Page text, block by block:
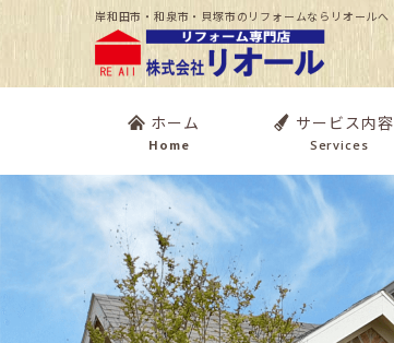
岸和田市・和泉市・貝塚市のリフォームならリオールへ
ホーム
Home
サービス内容
Services